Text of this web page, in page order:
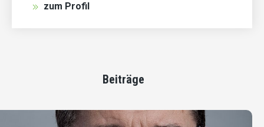
zum Profil
Beiträge